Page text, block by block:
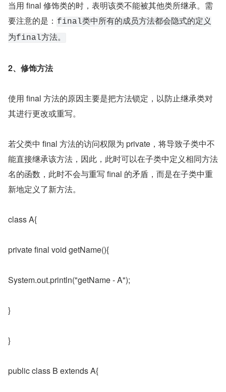
当用 final 修饰类的时，表明该类不能被其他类所继承。需
要注意的是： final类中所有的成员方法都会隐式的定义
为final方法。
2、修饰方法
使用 final 方法的原因主要是把方法锁定，以防止继承类对
其进行更改或重写。
若父类中 final 方法的访问权限为 private，将导致子类中不
能直接继承该方法，因此，此时可以在子类中定义相同方法
名的函数，此时不会与重写 final 的矛盾，而是在子类中重
新地定义了新方法。
class A{
private final void getName(){
System.out.println("getName - A");
}
}
public class B extends A{